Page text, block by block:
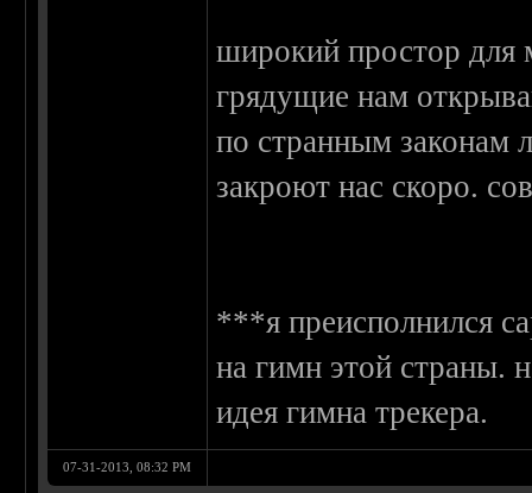
широкий простор для
грядущие нам
по странным законам
закроют нас скоро.
***я преисполнился
на гимн этой страны.
идея гимна трекера.
07-31-2013, 08:32 PM